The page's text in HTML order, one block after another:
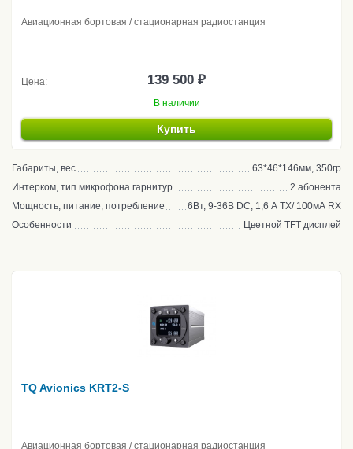
Авиационная бортовая / стационарная радиостанция
Цена: 139 500 ₽
В наличии
Купить
Габариты, вес
63*46*146мм, 350гр
Интерком, тип микрофона гарнитур
2 абонента
Мощность, питание, потребление
6Вт, 9-36В DC, 1,6 А TX/ 100мА RX
Особенности
Цветной TFT дисплей
TQ Avionics KRT2-S
Авиационная бортовая / стационарная радиостанция